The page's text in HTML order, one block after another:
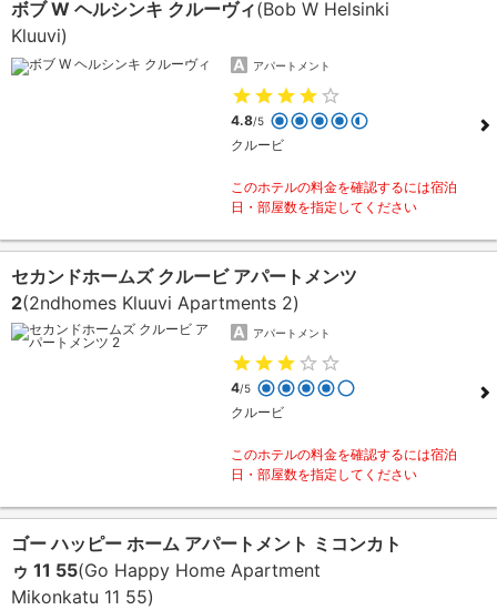
ボブ W ヘルシンキ クルーヴィ(Bob W Helsinki
Kluuvi)
アパートメント
4.8/5
クルービ
このホテルの料金を確認するには宿泊
日・部屋数を指定してください
セカンドホームズ クルービ アパートメンツ
2(2ndhomes Kluuvi Apartments 2)
アパートメント
4/5
クルービ
このホテルの料金を確認するには宿泊
日・部屋数を指定してください
ゴー ハッピー ホーム アパートメント ミコンカト
ゥ 11 55(Go Happy Home Apartment
Mikonkatu 11 55)